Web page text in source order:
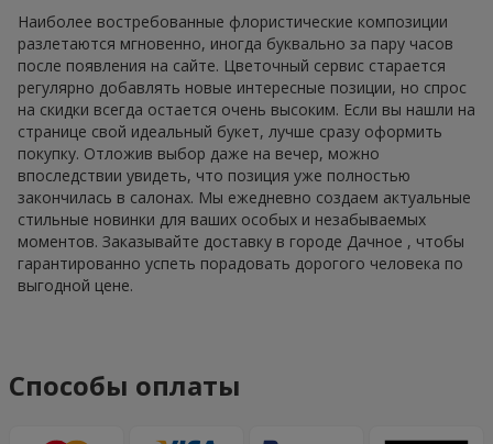
Наиболее востребованные флористические композиции
разлетаются мгновенно, иногда буквально за пару часов
после появления на сайте. Цветочный сервис старается
регулярно добавлять новые интересные позиции, но спрос
на скидки всегда остается очень высоким. Если вы нашли на
странице свой идеальный букет, лучше сразу оформить
покупку. Отложив выбор даже на вечер, можно
впоследствии увидеть, что позиция уже полностью
закончилась в салонах. Мы ежедневно создаем актуальные
стильные новинки для ваших особых и незабываемых
моментов. Заказывайте доставку в городе Дачное , чтобы
гарантированно успеть порадовать дорогого человека по
выгодной цене.
Способы оплаты